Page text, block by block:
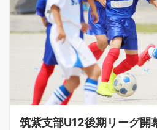
筑紫支部U12後期リーグ